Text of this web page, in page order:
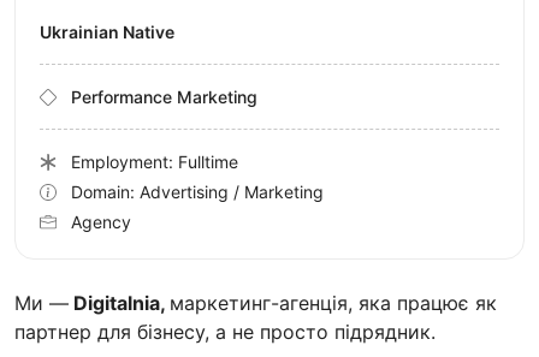
Ми — Digitalnia, маркетинг-агенція, яка працює як
партнер для бізнесу, а не просто підрядник.
Ukrainian Native
Performance Marketing
Employment: Fulltime
Domain: Advertising / Marketing
Agency